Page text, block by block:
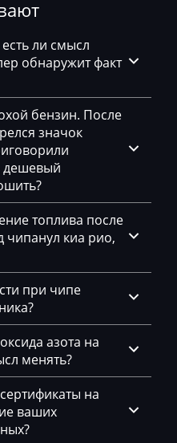
ли смысл
обнаружит факт
бензин. После
значок
дешевый
топлива после
чипанул киа рио,
при чипе
азота на
менять?
на
ваших